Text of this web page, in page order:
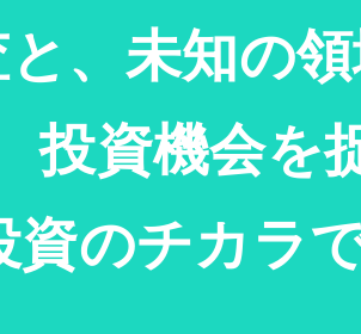
、 未知の
投資機会を
のチカラ